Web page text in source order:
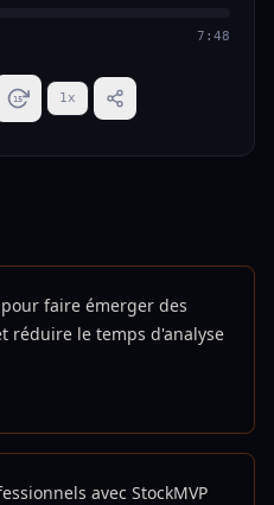
7:48
15 1x
faire émerger des
réduire le temps d'analyse
avec StockMVP